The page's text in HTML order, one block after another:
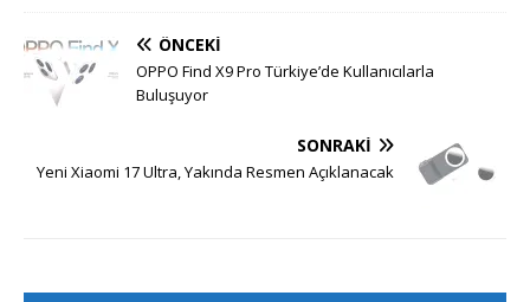
ÖNCEKI
OPPO Find X9 Pro Türkiye’de Kullanıcılarla
Buluşuyor
SONRAKI
Yeni Xiaomi 17 Ultra, Yakında Resmen Açıklanacak